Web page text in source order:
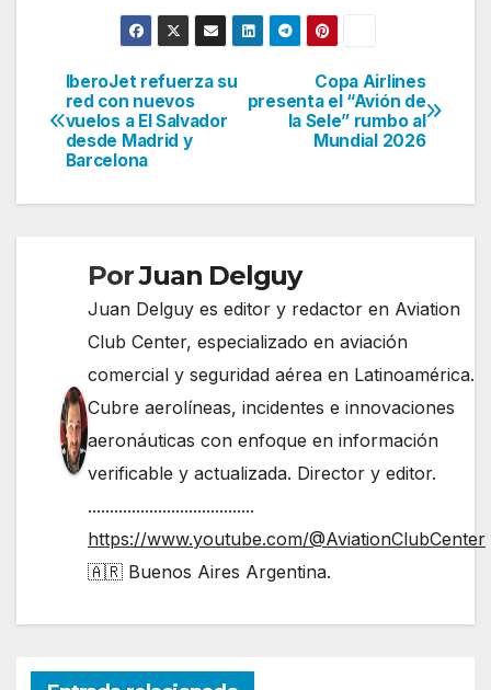
Navegación
de
Copa Airlines
presenta el “Avión de
la Sele” rumbo al
Mundial 2026
IberoJet refuerza su
red con nuevos
vuelos a El Salvador
desde Madrid y
Barcelona
PorJuan Delguy
Juan Delguy es editor y redactor en Aviation
Club Center, especializado en aviación
comercial y seguridad aérea en Latinoamérica.
Cubre aerolíneas, incidentes e innovaciones
aeronáuticas con enfoque en información
verificable y actualizada. Director y editor.
......................................
https://www.youtube.com/@AviationClubCenter
🇦🇷 Buenos Aires Argentina.